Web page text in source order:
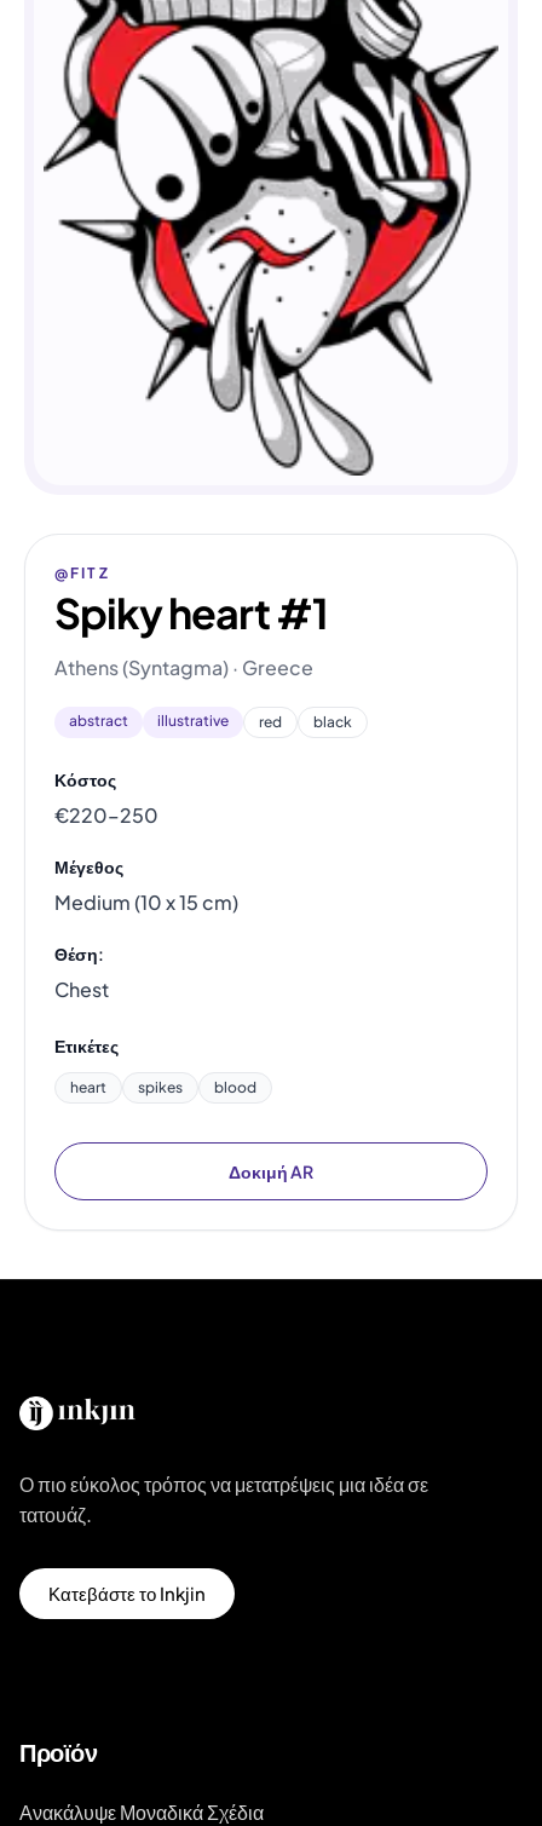
@FITZ
Spiky heart #1
Athens (Syntagma) · Greece
abstract illustrative red black
Κόστος
€220–250
Μέγεθος
Medium (10 x 15 cm)
Θέση:
Chest
Ετικέτες
heart spikes blood
Δοκιμή AR
Ο πιο εύκολος τρόπος να μετατρέψεις μια ιδέα σε
τατουάζ.
Κατεβάστε το Inkjin
Προϊόν
Ανακάλυψε Μοναδικά Σχέδια